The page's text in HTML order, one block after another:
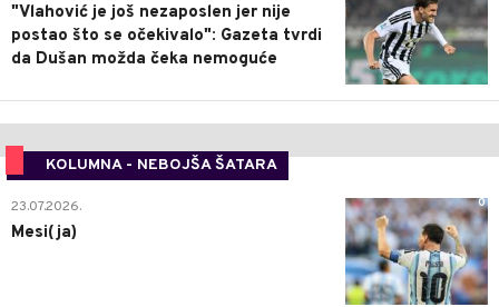
"Vlahović je još nezaposlen jer nije
postao što se očekivalo": Gazeta tvrdi
da Dušan možda čeka nemoguće
KOLUMNA - NEBOJŠA ŠATARA
0
23.07.2026.
Mesi(ja)